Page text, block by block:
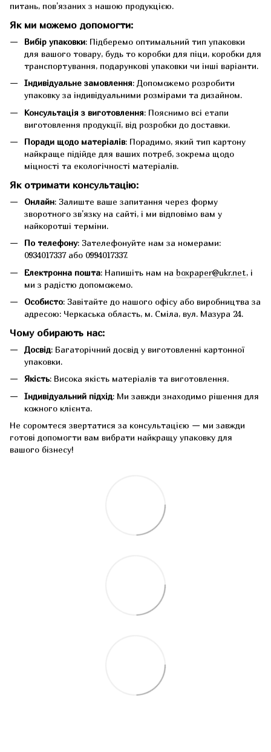
питань, пов'язаних з нашою продукцією.
Як ми можемо допомогти:
Вибір упаковки: Підберемо оптимальний тип упаковки
для вашого товару, будь то коробки для піци, коробки для
транспортування, подарункові упаковки чи інші варіанти.
Індивідуальне замовлення: Допоможемо розробити
упаковку за індивідуальними розмірами та дизайном.
Консультація з виготовлення: Пояснимо всі етапи
виготовлення продукції, від розробки до доставки.
Поради щодо матеріалів: Порадимо, який тип картону
найкраще підійде для ваших потреб, зокрема щодо
міцності та екологічності матеріалів.
Як отримати консультацію:
Онлайн: Залиште ваше запитання через форму
зворотного зв'язку на сайті, і ми відповімо вам у
найкоротші терміни.
По телефону: Зателефонуйте нам за номерами:
0934017337 або 0994017337.
Електронна пошта: Напишіть нам на boxpaper@ukr.net, і
ми з радістю допоможемо.
Особисто: Завітайте до нашого офісу або виробництва за
адресою: Черкаська область, м. Сміла, вул. Мазура 24.
Чому обирають нас:
Досвід: Багаторічний досвід у виготовленні картонної
упаковки.
Якість: Висока якість матеріалів та виготовлення.
Індивідуальний підхід: Ми завжди знаходимо рішення для
кожного клієнта.
Не соромтеся звертатися за консультацією — ми завжди
готові допомогти вам вибрати найкращу упаковку для
вашого бізнесу!